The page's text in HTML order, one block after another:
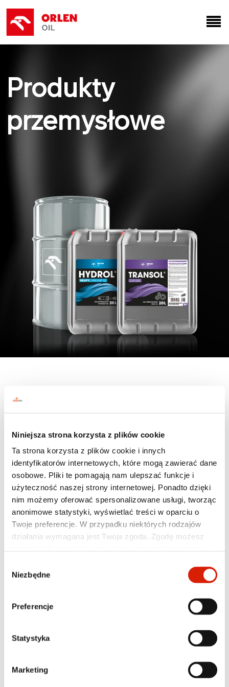
Niniejsza strona korzysta z plików cookie
Ta strona korzysta z plików cookie i innych
identyfikatorów internetowych, które mogą zawierać dane
osobowe. Pliki te pomagają nam ulepszać funkcje i
użyteczność naszej strony internetowej. Ponadto dzięki
nim możemy oferować spersonalizowane usługi, tworząc
anonimowe statystyki, wyświetlać treści w oparciu o
Twoje preferencje. W przypadku niektórych rodzajów
działania wymagana jest Twoja zgoda. Zgodę możesz
otworzyć w dowolnym momencie w sekcji
Polityka
. Poszczególne rodzaje plików cookies oraz
przypadku pytań lub w celu realizacji swoich praw
zgody
Niezbędne
Preferencje
Statystyka
Marketing
Produkty
przemysłowe
LINIA PRODUKTÓW
Wybierz z listy:
FILTRUJ
ORLEN OIL TRAFO EN